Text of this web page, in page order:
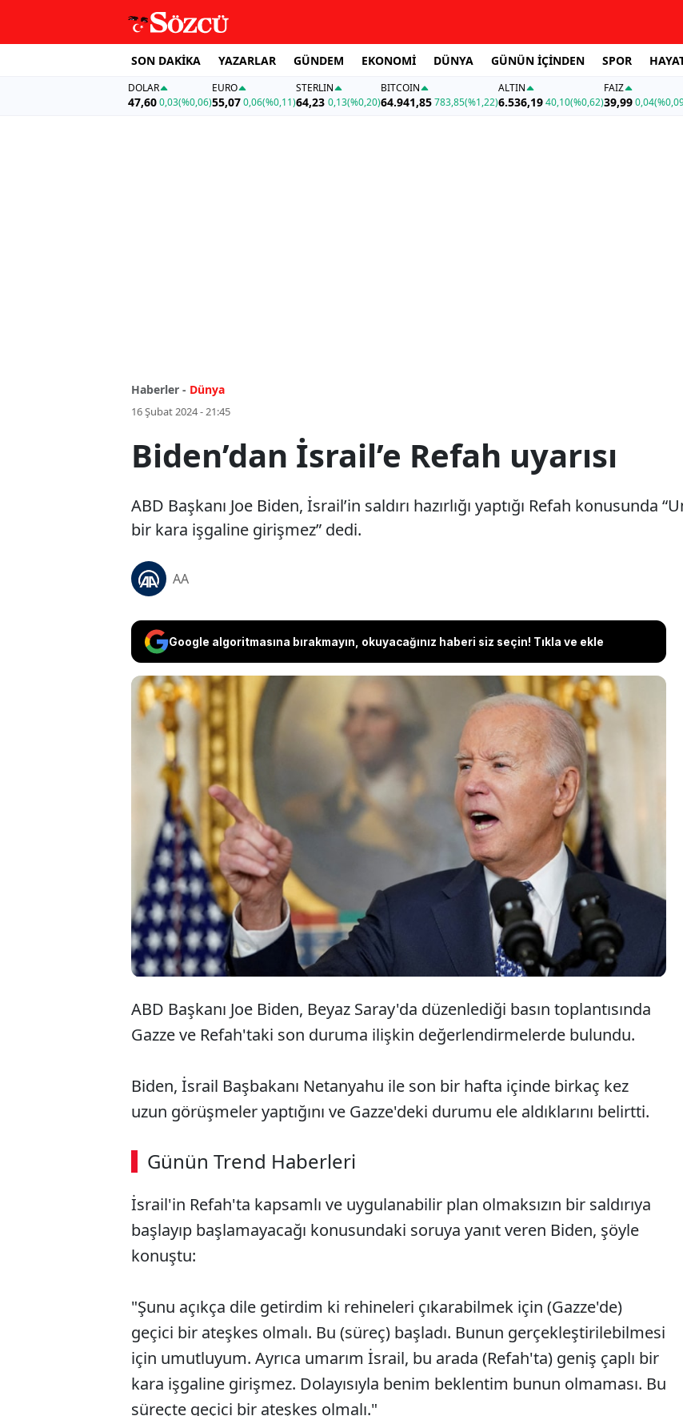
SON DAKİKA YAZARLAR GÜNDEM EKONOMİ DÜNYA GÜNÜN İÇİNDEN SPOR
DOLAR
47,600,03(%0,06)
EURO
55,07 0,06(%0,11)
STERLIN
64,23 0,13(%0,20)
BITCOIN
64.941,85783,85(%1,22)
ALTIN
6.536,1940,10(%0,62)
FAİZ
39,990,04
Haberler - Dünya
16 Şubat 2024 - 21:45
Biden’dan İsrail’e Refah uyarısı
ABD Başkanı Joe Biden, İsrail’in saldırı hazırlığı yaptığı Refah konusunda
bir kara işgaline girişmez” dedi.
AA
Google algoritmasına bırakmayın, okuyacağınız haberi siz seçin! Tıkla ve ekle
ABD Başkanı Joe Biden, İsrail’in saldırı hazırlığı yaptığı
Refah konusunda “Umarım İsrail, Refah'ta geniş çaplı
bir kara işgaline girişmez” dedi.
ABD Başkanı Joe Biden, Beyaz Saray'da düzenlediği basın toplantısında
Gazze ve Refah'taki son duruma ilişkin değerlendirmelerde bulundu.
Biden, İsrail Başbakanı Netanyahu ile son bir hafta içinde birkaç kez
uzun görüşmeler yaptığını ve Gazze'deki durumu ele aldıklarını belirtti.
Günün Trend Haberleri
SÖZCÜ SON DAKİKA
İsrail'in Refah'ta kapsamlı ve uygulanabilir plan olmaksızın bir saldırıya
başlayıp başlamayacağı konusundaki soruya yanıt veren Biden, şöyle
konuştu:
"Şunu açıkça dile getirdim ki rehineleri çıkarabilmek için (Gazze'de)
geçici bir ateşkes olmalı. Bu (süreç) başladı. Bunun gerçekleştirilebilmesi
için umutluyum. Ayrıca umarım İsrail, bu arada (Refah'ta) geniş çaplı bir
kara işgaline girişmez. Dolayısıyla benim beklentim bunun olmaması. Bu
süreçte geçici bir ateşkes olmalı."